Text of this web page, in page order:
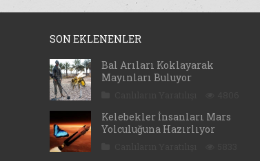
SON EKLENENLER
Bal Arıları Koklayarak
Mayınları Buluyor
Kelebekler İnsanları Mars
Yolculuğuna Hazırlıyor